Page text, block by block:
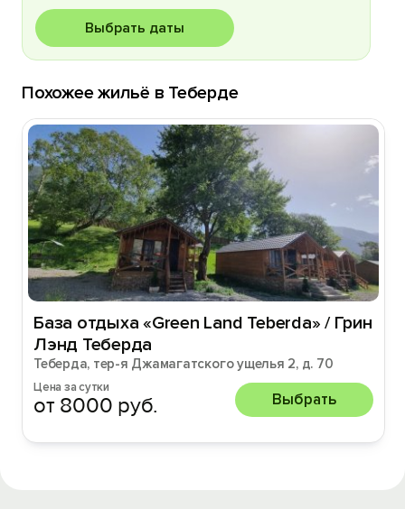
Выбрать даты
Похожее жильё в Теберде
База отдыха «Green Land Teberda» / Грин
Лэнд Теберда
Теберда, тер-я Джамагатского ущелья 2, д. 70
Цена за сутки
от 8000 руб. Выбрать